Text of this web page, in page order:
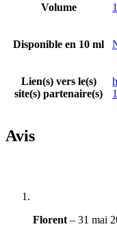
Volume
Disponible en 10 ml
Lien(s) vers le(s)
site(s) partenaire(s)
Avis
Florent – 31 mai